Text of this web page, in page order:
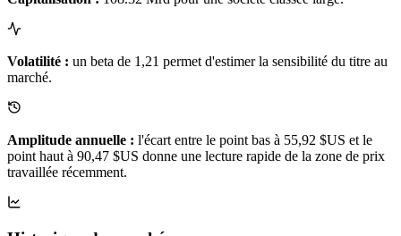
Volatilité : un beta de 1,21 permet d'estimer la sensibilité du titre au
marché.
Amplitude annuelle : l'écart entre le point bas à 55,92 $US et le
point haut à 90,47 $US donne une lecture rapide de la zone de prix
travaillée récemment.